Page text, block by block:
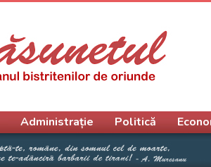
Administrație Politică